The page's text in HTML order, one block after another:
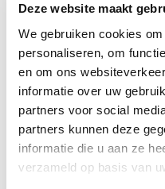
Deze website maakt
We gebruiken cookies
personaliseren, om
en om ons
informatie over uw
partners voor social
partners kunnen deze
informatie die u aan ze
verzameld op basis van
andere
inkomstenbelasting,
belastingverdragen
De onderneming:
herstructurering,
bedrijfsopvolging en
Schut & Bruggink Estate
civiele kennis en jarenlange